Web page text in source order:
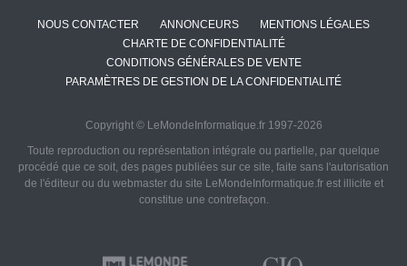
NOUS CONTACTER ANNONCEURS
MENTIONS LÉGALES
CHARTE DE CONFIDENTIALITÉ
CONDITIONS GÉNÉRALES DE VENTE
PARAMÈTRES DE GESTION DE LA CONFIDENTIALITÉ
Copyright © LeMondeInformatique.fr 1997-2026
Toute reproduction ou représentation intégrale ou partielle, par quelque
procédé que ce soit, des pages publiées sur ce site, faite sans l'autorisation
de l'éditeur ou du webmaster du site LeMondeInformatique.fr est illicite et
constitue une contrefaçon.